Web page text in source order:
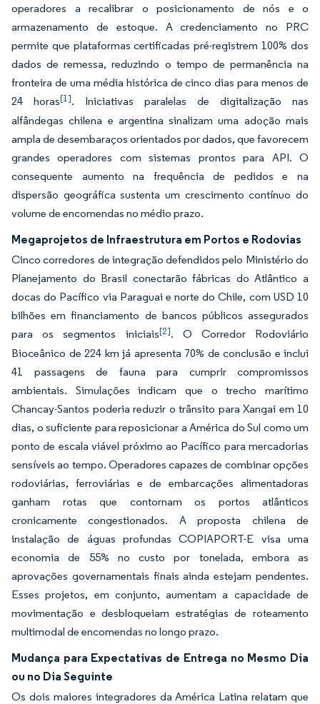
operadores a recalibrar o posicionamento de nós e o
armazenamento de estoque. A credenciamento no PRC
permite que plataformas certificadas pré-registrem 100% dos
dados de remessa, reduzindo o tempo de permanência na
fronteira de uma média histórica de cinco dias para menos de
24 horas[1]. Iniciativas paralelas de digitalização nas
alfândegas chilena e argentina sinalizam uma adoção mais
ampla de desembaraços orientados por dados, que favorecem
grandes operadores com sistemas prontos para API. O
consequente aumento na frequência de pedidos e na
dispersão geográfica sustenta um crescimento contínuo do
volume de encomendas no médio prazo.
Megaprojetos de Infraestrutura em Portos e Rodovias
Cinco corredores de integração defendidos pelo Ministério do
Planejamento do Brasil conectarão fábricas do Atlântico a
docas do Pacífico via Paraguai e norte do Chile, com USD 10
bilhões em financiamento de bancos públicos assegurados
para os segmentos iniciais[2]. O Corredor Rodoviário
Bioceânico de 224 km já apresenta 70% de conclusão e inclui
41 passagens de fauna para cumprir compromissos
ambientais. Simulações indicam que o trecho marítimo
Chancay-Santos poderia reduzir o trânsito para Xangai em 10
dias, o suficiente para reposicionar a América do Sul como um
ponto de escala viável próximo ao Pacífico para mercadorias
sensíveis ao tempo. Operadores capazes de combinar opções
rodoviárias, ferroviárias e de embarcações alimentadoras
ganham rotas que contornam os portos atlânticos
cronicamente congestionados. A proposta chilena de
instalação de águas profundas COPIAPORT-E visa uma
economia de 55% no custo por tonelada, embora as
aprovações governamentais finais ainda estejam pendentes.
Esses projetos, em conjunto, aumentam a capacidade de
movimentação e desbloqueiam estratégias de roteamento
multimodal de encomendas no longo prazo.
Mudança para Expectativas de Entrega no Mesmo Dia
ou no Dia Seguinte
Os dois maiores integradores da América Latina relatam que